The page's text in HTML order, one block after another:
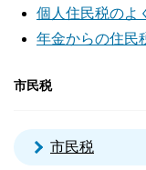
個人住民税のよ
年金からの住民
市民税
市民税